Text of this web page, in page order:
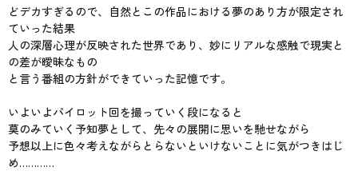
どデカすぎるので、自然とこの作品における夢のあり方が限定され
ていった結果
人の深層心理が反映された世界であり、妙にリアルな感触で現実と
の差が曖昧なもの
と言う番組の方針ができていった記憶です。
いよいよパイロット回を撮っていく段になると
莫のみていく予知夢として、先々の展開に思いを馳せながら
予想以上に色々考えながらとらないといけないことに気がつきはじ
め…………